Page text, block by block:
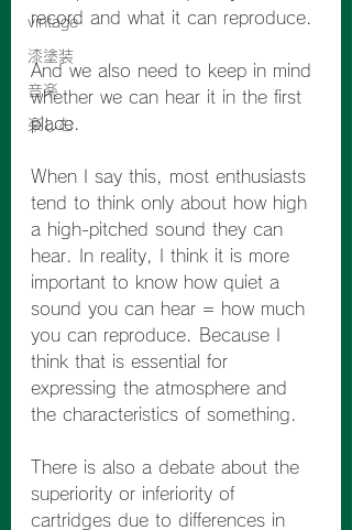
vintage
漆塗装
音楽
楽しむ
record and what it can reproduce.
And we also need to keep in mind
whether we can hear it in the first
place.
When I say this, most enthusiasts
tend to think only about how high
a high-pitched sound they can
hear. In reality, I think it is more
important to know how quiet a
sound you can hear = how much
you can reproduce. Because I
think that is essential for
expressing the atmosphere and
the characteristics of something.
There is also a debate about the
superiority or inferiority of
cartridges due to differences in